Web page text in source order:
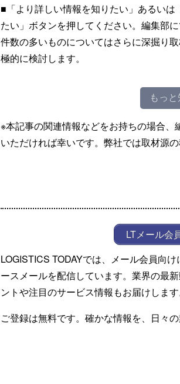
■「より詳しい情報を知りたい」あるい
たい」ボタンを押してください。編集部
件数の多いものについてはさらに深掘り
極的に検討します。
もっ
※本記事の関連情報などをお持ちの場合
いただければ幸いです。弊社では取材源の
LTメール会
LOGISTICS TODAYでは、メール会員向
ースメールを配信しています。業界の最
ントや注目のサービス情報もお届けします
ご登録は無料です。確かな情報を、日々